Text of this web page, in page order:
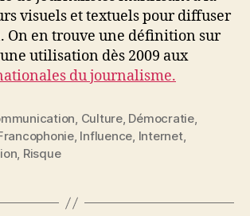
visuels et textuels pour diffuser
On en trouve une définition sur
utilisation dès 2009 aux
du journalisme.
, Culture, Démocratie,
, Influence, Internet,
, Risque